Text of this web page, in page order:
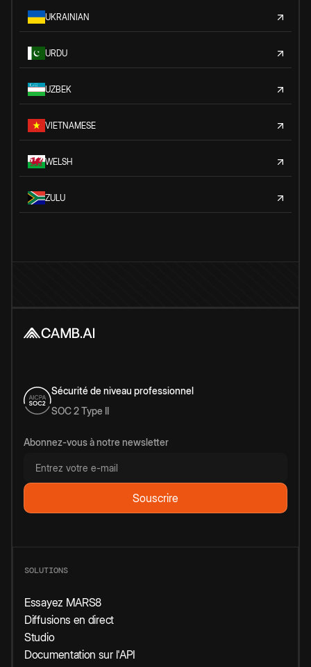
UKRAINIAN
URDU
UZBEK
VIETNAMESE
WELSH
ZULU
Sécurité de niveau professionnel
SOC 2 Type II
Abonnez-vous à notre newsletter
SOLUTIONS
Essayez MARS8
Diffusions en direct
Studio
Documentation sur l'API